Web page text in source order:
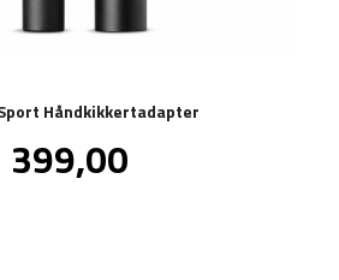
Håndkikkertadapter
Pris
399,00